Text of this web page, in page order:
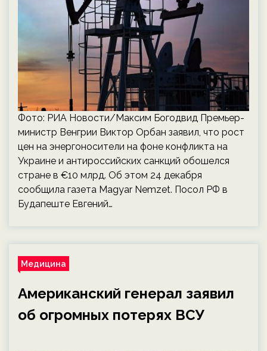
Фото: РИА Новости/Максим Богодвид Премьер-
министр Венгрии Виктор Орбан заявил, что рост
цен на энергоносители на фоне конфликта на
Украине и антироссийских санкций обошелся
стране в €10 млрд. Об этом 24 декабря
сообщила газета Magyar Nemzet. Посол РФ в
Будапеште Евгений…
Медицина
Американский генерал заявил
об огромных потерях ВСУ